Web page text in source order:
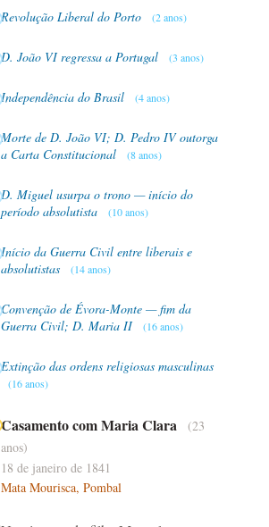
Revolução Liberal do Porto (2 anos)
D. João VI regressa a Portugal (3 anos)
Independência do Brasil (4 anos)
Morte de D. João VI; D. Pedro IV outorga
a Carta Constitucional
(8 anos)
D. Miguel usurpa o trono — início do
período absolutista
(10 anos)
Início da Guerra Civil entre liberais e
absolutistas
(14 anos)
Convenção de Évora-Monte — fim da
Guerra Civil; D. Maria II
(16 anos)
Extinção das ordens religiosas masculinas
(16 anos)
Casamento com Maria Clara
(23
anos)
18 de janeiro de 1841
Mata Mourisca, Pombal